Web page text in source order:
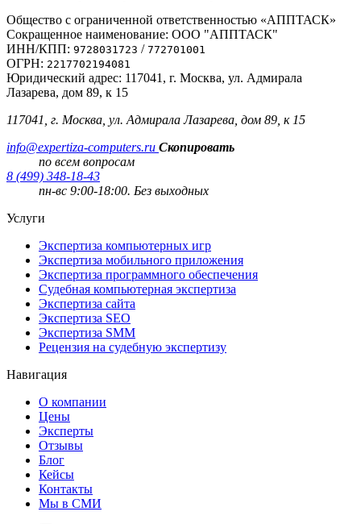
Общество с ограниченной ответственностью «АППТАСК»
Сокращенное наименование: ООО "АППТАСК"
ИНН/КПП: 9728031723 / 772701001
ОГРН: 2217702194081
Юридический адрес: 117041, г. Москва, ул. Адмирала
Лазарева, дом 89, к 15
117041, г. Москва, ул. Адмирала Лазарева, дом 89, к 15
info@expertiza-computers.ru Скопировать
по всем вопросам
8 (499) 348-18-43
пн-вс 9:00-18:00. Без выходных
Услуги
Экспертиза компьютерных игр
Экспертиза мобильного приложения
Экспертиза программного обеспечения
Судебная компьютерная экспертиза
Экспертиза сайта
Экспертиза SEO
Экспертиза SMM
Рецензия на судебную экспертизу
Навигация
О компании
Цены
Эксперты
Отзывы
Блог
Кейсы
Контакты
Мы в СМИ